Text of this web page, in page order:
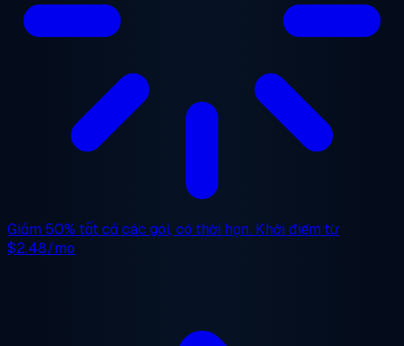
Giảm 50% tất cả các gói, có thời hạn. Khởi điểm từ
$2.48/mo